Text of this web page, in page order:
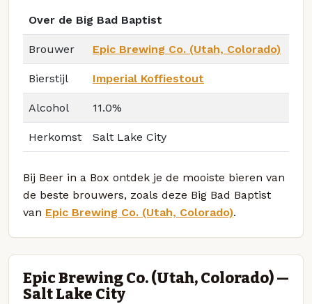
Over de Big Bad Baptist
Brouwer Epic Brewing Co. (Utah, Colorado)
Bierstijl Imperial Koffiestout
Alcohol 11.0%
Herkomst Salt Lake City
Bij Beer in a Box ontdek je de mooiste bieren van
de beste brouwers, zoals deze Big Bad Baptist
van Epic Brewing Co. (Utah, Colorado).
Epic Brewing Co. (Utah, Colorado) —
Salt Lake City